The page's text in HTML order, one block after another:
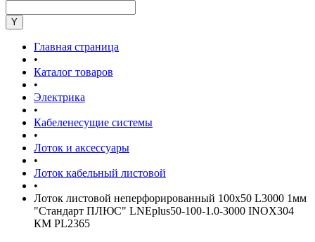
Главная страница
•
Каталог товаров
•
Электрика
•
Кабеленесущие системы
•
Лоток и аксессуары
•
Лоток кабельный листовой
•
Лоток листовой неперфорированный 100х50 L3000 1мм
"Стандарт ПЛЮС" LNEplus50-100-1.0-3000 INOX304
КМ PL2365